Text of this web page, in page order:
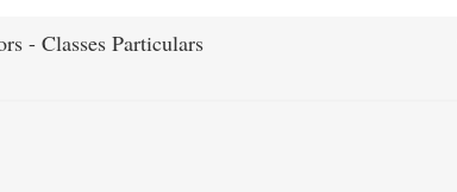
- Classes Particulars